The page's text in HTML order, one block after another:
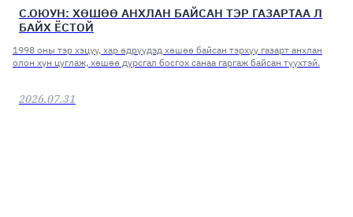
С.ОЮУН: ХӨШӨӨ АНХЛАН БАЙСАН ТЭР ГАЗАРТАА Л
БАЙХ ЁСТОЙ
1998 оны тэр хэцүү, хар өдрүүдэд хөшөө байсан тэрхүү газарт анхлан
олон хүн цуглаж, хөшөө дурсгал босгох санаа гаргаж байсан түүхтэй.
2026.07.31